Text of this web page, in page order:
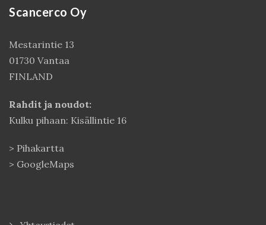
Scancerco Oy
Mestarintie 13
01730 Vantaa
FINLAND
Rahdit ja noudot:
Kulku pihaan: Kisällintie 16
> Pihakartta
> GoogleMaps